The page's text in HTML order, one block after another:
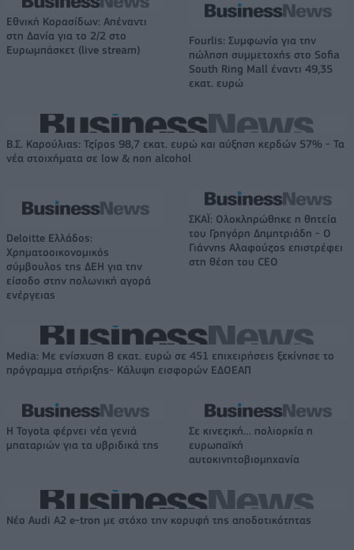
Εθνική Κορασίδων: Απέναντι
στη Δανία για το 2/2 στο
Ευρωμπάσκετ (live stream)
Fourlis: Συμφωνία για την
πώληση συμμετοχής στο Sofia
South Ring Mall έναντι 49,35
εκατ. ευρώ
Β.Σ. Καρούλιας: Τζίρος 98,7 εκατ. ευρώ και αύξηση κερδών 57% - Τα
νέα στοιχήματα σε low & non alcohol
Deloitte Ελλάδος:
Χρηματοοικονομικός
σύμβουλος της ΔΕΗ για την
είσοδο στην πολωνική αγορά
ενέργειας
ΣΚΑΪ: Ολοκληρώθηκε η θητεία
του Γρηγόρη Δημητριάδη - Ο
Γιάννης Αλαφούζος επιστρέφει
στη θέση του CEO
Media: Με ενίσχυση 8 εκατ. ευρώ σε 451 επιχειρήσεις ξεκίνησε το
πρόγραμμα στήριξης- Κάλυψη εισφορών ΕΔΟΕΑΠ
Η Toyota φέρνει νέα γενιά
μπαταριών για τα υβριδικά της
Σε κινεζική… πολιορκία η
ευρωπαϊκή
αυτοκινητοβιομηχανία
Νέο Audi A2 e-tron με στόχο την κορυφή της αποδοτικότητας